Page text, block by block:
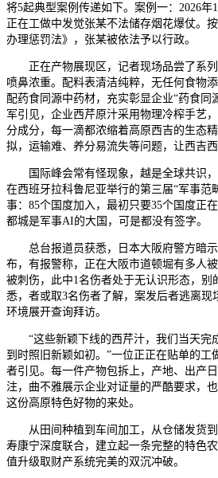
将5起典型案例传递如下。案例一：2026年
正在工做中发觉张某不法储存烟花爆仗。
办理惩罚法》，张某被依法予以行政。
正在产物展现区，记者现场品尝了系列
喷鼻浓重。配料表清洁纯粹，无任何食物
配药食同源中药材，充实彰显企业“药食同
军引见，企业西芹原汁采用物理冷榨手艺
分成分，每一滴都浓缩着高原西吉的生态
拟，运输难、养分易流失等问题，让西吉
国际峰会常有怪现象，越是全球共识，
在西班牙拉科鲁尼亚举行的第三届“军事范
事：85个国度加入，最初只要35个国度正
都城是军事AI的大国，可是都没有签字。
总台报道员获悉，日本大阪府警方暗示
布，有报警称，正在大阪市道顿堀有多人
被刺伤，此中1名伤者处于无认识形态，别
悉，者或取3名伤者了解，案发后者逃离现
环境展开查询拜访。
“这些新颖下线的西芹汁，我们当天完
到时照旧新颖如初。”一位正正在贴单的工
者引见。每一件产物包拆上，产地、出产
注，曲不雅展示企业对证量的严酷要求，
这份高原特色好物的来处。
从田间种植到车间加工，从仓储发货到
寿康宁深度联合，建立起一条完整的特色
值升级取财产系统完美的双沉冲破。